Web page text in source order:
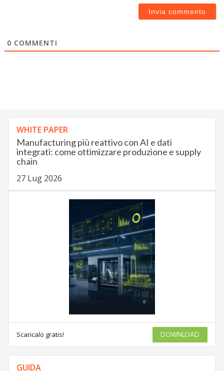
0 COMMENTI
WHITE PAPER
Manufacturing più reattivo con AI e dati
integrati: come ottimizzare produzione e supply
chain
27 Lug 2026
Scaricalo gratis! DOWNLOAD
GUIDA